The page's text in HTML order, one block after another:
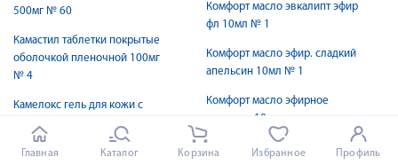
500мг № 60
Камастил таблетки покрытые
оболочкой пленочной 100мг
№ 4
Камелокс гель для кожи с
Камелокс гель с аллантоином
Комфорт масло эвкалипт эфир
фл 10мл № 1
Комфорт масло эфир. сладкий
апельсин 10мл № 1
Комфорт масло эфирное
гвоздика 10мл
Комфорт масло эфирное
Главная Каталог Корзина Избранное Профиль